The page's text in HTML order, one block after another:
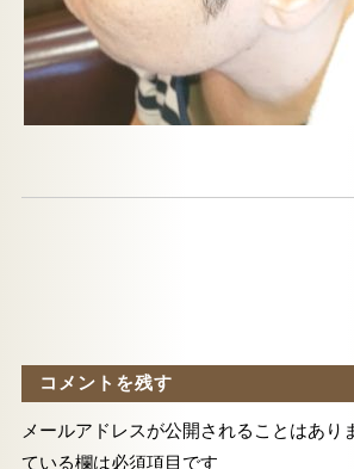
コメントを残す
メールアドレスが公開されることはあり
ている欄は必須項目です